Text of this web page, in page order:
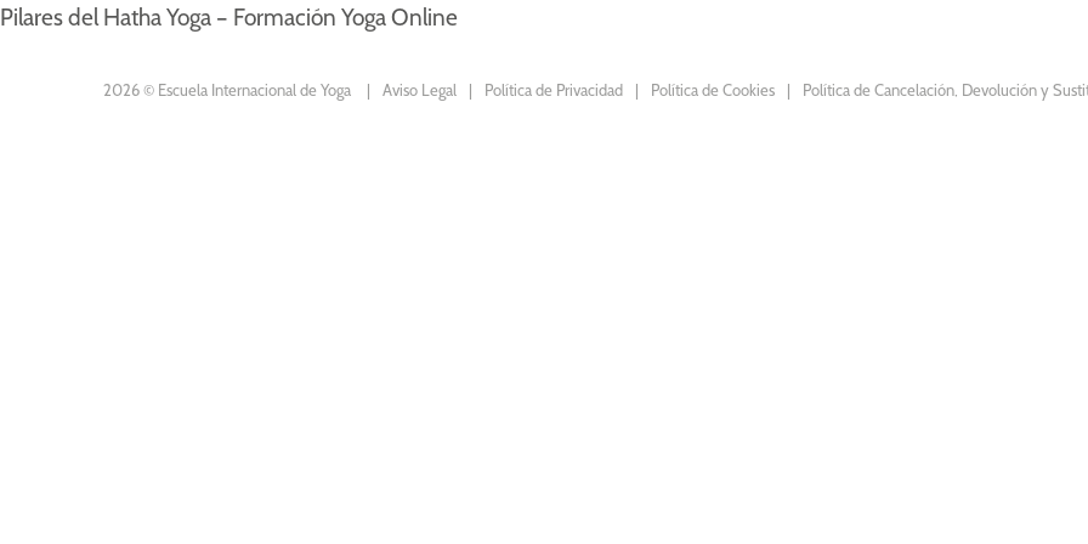
Pilares del Hatha Yoga – Formación Yoga Online
2026 © Escuela Internacional de Yoga Aviso Legal Política de Privacidad Política de Cookies Política de Cancelación, Devolución y